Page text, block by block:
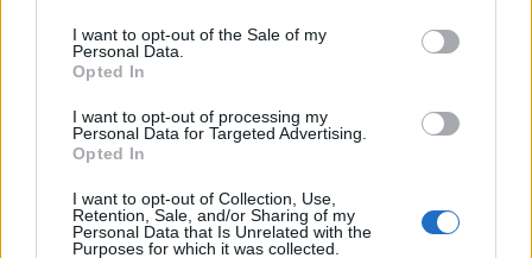
I want to opt-out of the Sale of my
Personal Data.
Opted In
I want to opt-out of processing my
Personal Data for Targeted Advertising.
Opted In
I want to opt-out of Collection, Use,
Retention, Sale, and/or Sharing of my
Personal Data that Is Unrelated with the
Purposes for which it was collected.